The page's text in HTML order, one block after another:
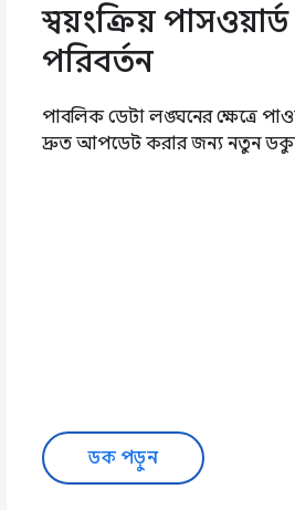
স্বয়ংক্রিয় পাসওয়ার্ড
পরিবর্তন
পাবলিক ডেটা লঙ্ঘনের ক্ষেত্রে
দ্রুত আপডেট করার জন্য নতুন
ডক পড়ুন